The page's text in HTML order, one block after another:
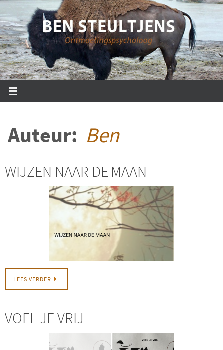
naar
de
inhoud
Auteur: Ben
WIJZEN NAAR DE MAAN
LEES VERDER
VOEL JE VRIJ